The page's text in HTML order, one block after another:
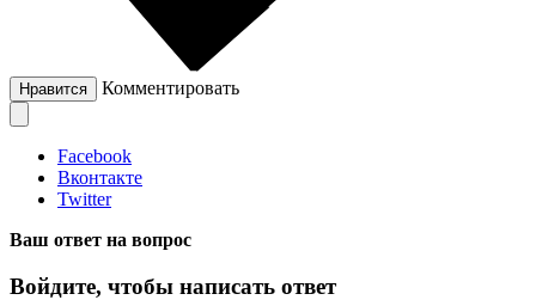
Нравится Комментировать
Facebook
Вконтакте
Twitter
Ваш ответ на вопрос
Войдите, чтобы написать ответ